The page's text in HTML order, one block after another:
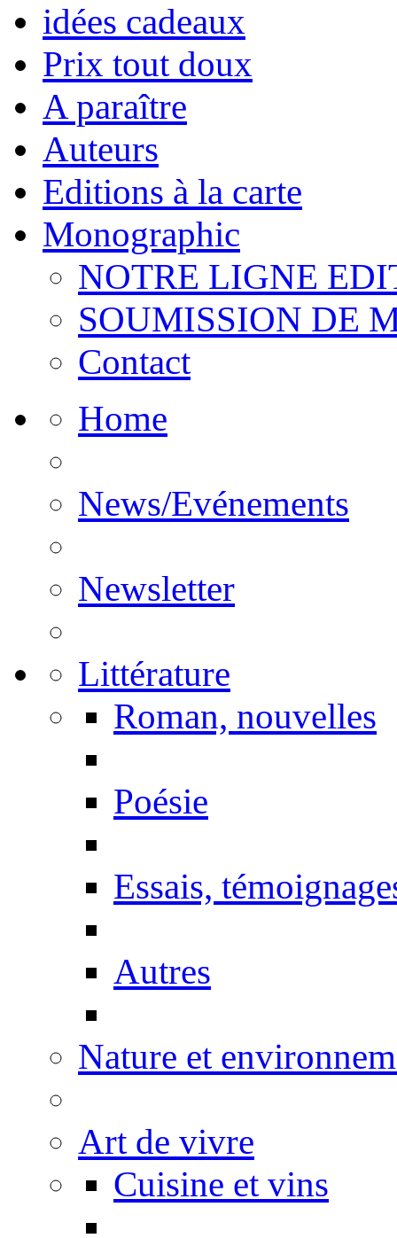
idées cadeaux
Prix tout doux
A paraître
Auteurs
Editions à la carte
Monographic
NOTRE LIGNE
SOUMISSION DE
Contact
Home
News/Evénements
Newsletter
Littérature
Roman, nouvelles
Poésie
Essais,
Autres
Nature et
Art de vivre
Cuisine et vins